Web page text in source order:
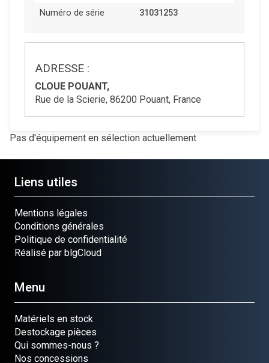
Numéro de série
31031253
ADRESSE :
CLOUE POUANT,
Rue de la Scierie, 86200 Pouant, France
Pas d'équipement en sélection actuellement
Liens utiles
Mentions légales
Conditions générales
Politique de confidentialité
Réalisé par blgCloud
Menu
Matériels en stock
Destockage pièces
Qui sommes-nous ?
Nos concessions